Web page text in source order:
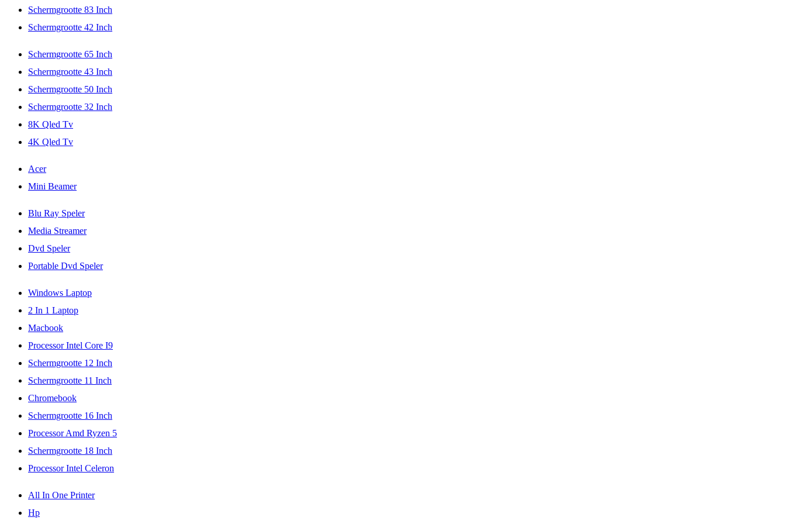
Schermgrootte 83 Inch
Schermgrootte 42 Inch
Schermgrootte 65 Inch
Schermgrootte 43 Inch
Schermgrootte 50 Inch
Schermgrootte 32 Inch
8K Qled Tv
4K Qled Tv
Acer
Mini Beamer
Blu Ray Speler
Media Streamer
Dvd Speler
Portable Dvd Speler
Windows Laptop
2 In 1 Laptop
Macbook
Processor Intel Core I9
Schermgrootte 12 Inch
Schermgrootte 11 Inch
Chromebook
Schermgrootte 16 Inch
Processor Amd Ryzen 5
Schermgrootte 18 Inch
Processor Intel Celeron
All In One Printer
Hp